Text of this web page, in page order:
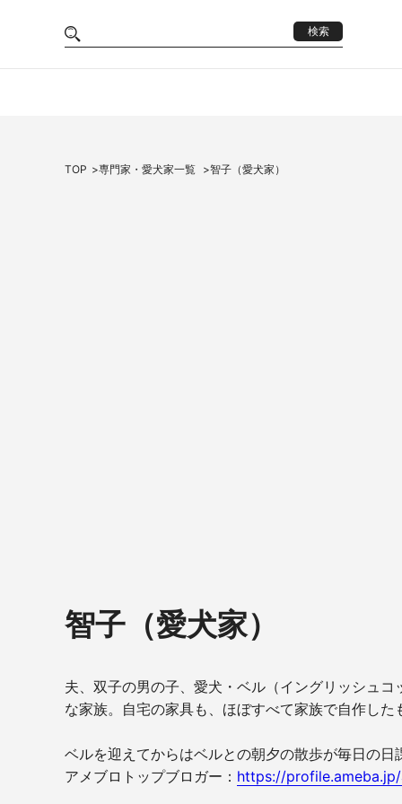
検索
TOP 専門家・愛犬家一覧 智子（愛犬家）
智子（愛犬家）
夫、双子の男の子、愛犬・ベル（イングリッシュ
な家族。自宅の家具も、ほぼすべて家族で自作した
ベルを迎えてからはベルとの朝夕の散歩が毎日の
アメブロトップブロガー： https://